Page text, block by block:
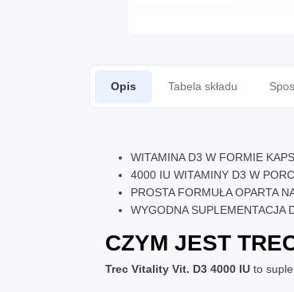
Opis Tabela składu
WITAMINA D3 W FORMIE
4000 IU WITAMINY D3 W
PROSTA FORMUŁA OPARTA
WYGODNA SUPLEMENTACJA
CZYM JEST
Trec Vitality Vit. D3 4000 IU to